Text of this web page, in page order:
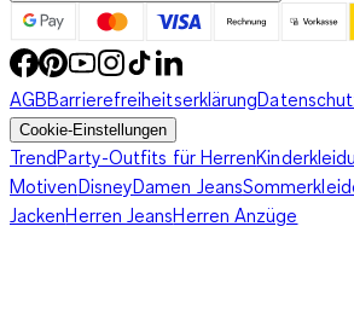
AGBBarrierefreiheitserklärung
Cookie-Einstellungen
TrendParty-Outfits für Herren
MotivenDisneyDamen Jeans
JackenHerren JeansHerren Anzüge